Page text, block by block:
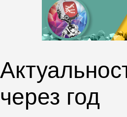
через год